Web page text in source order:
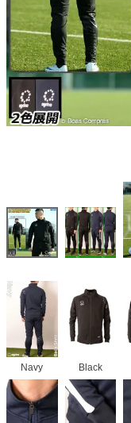
Navy Black